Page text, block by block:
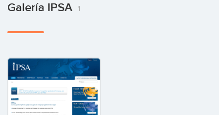
Galería IPSA 1